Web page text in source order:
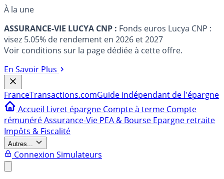
À la une
ASSURANCE-VIE LUCYA CNP : Fonds euros Lucya CNP :
visez 5.05% de rendement en 2026 et 2027
Voir conditions sur la page dédiée à cette offre.
En Savoir Plus
FranceTransactions.comGuide indépendant de l'épargne
Accueil Livret épargne Compte à terme Compte
rémunéréAssurance-Vie PEA & Bourse Epargne retraite
Impôts & Fiscalité
Autres...
Connexion Simulateurs